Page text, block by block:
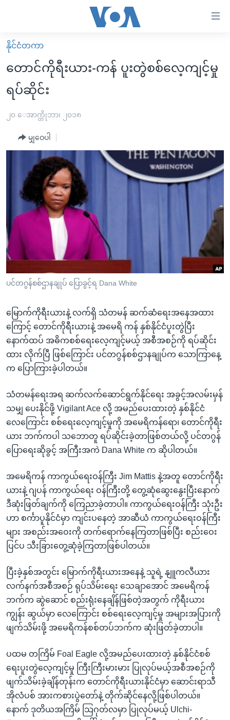
လွယ်ကူ
စေ
သည့်
Link
များ
အကြောင်းအရာ
ကြည့်
ပင်မ
အ
ညွန်း
စာမျက်နှာ
သို့
ရန်
ရှာဖွေ
ရန်
နေရာ
သို့
ရန်
မူလစာမျက်နှာ
မြန်မာ
ကမ္ဘာ့သတင်းများ
နိုင်ငံတကာ
အစ္စရေး-ပါလက်စတိုင်း
ရပ်ဝန်းတခု လမ်းတခု အလွန်
အင်္ဂလိပ်စာလေ့လာမယ်
အမေရိကန်သုံးအီဒီယံ
မကြေးမုံရဲ့ အင်္ဂလိပ်စာ
ရုပ်ရှင်ထဲက အင်္ဂလိပ်စာ
သုတပဒေသာ အင်္ဂလိပ်စာ
အပတ်စဉ်ကဏ္ဍများ
ရေဒီယို
ရေဒီယိုနှင့်ရုပ်သံ အချက်အလက်များ
ရေဒီယို/တီဗွီအစီအစဉ်
Learning English
ဗွီအိုအေ လူမှုကွန်ယက်များ
ဘာသာစကားများ
နိုင်ငံတကာ
တောင်ကိုရီးယား-ကန် ပူးတွဲစစ်လေ့ကျင့်မှု
ရပ်ဆိုင်း
၂၀ ေအာက္တိုဘာ၊ ၂၀၁၈
မျှဝေပါ
ပင်တဂွန်စစ်ဌာနချုပ် ပြောခွင့်ရ Dana White
မြောက်ကိုရီးယားနဲ့ လက်ရှိ သံတမန် ဆက်ဆံရေးအနေအထား
ကြောင့် တောင်ကိုရီးယားနဲ့ အမေရိ ကန် နှစ်နိုင်ငံပူးတွဲပြီး
နောက်ထပ် အဓိကစစ်ရေးလေ့ကျင့်မယ့် အစီအစဉ်ကို ရပ်ဆိုင်း
ထား လိုက်ပြီ ဖြစ်ကြောင်း ပင်တဂွန်စစ်ဌာနချုပ်က သောကြာနေ့
က ပြောကြားခဲ့ပါတယ်။
သံတမန်ရေးအရ ဆက်လက်ဆောင်ရွက်နိုင်ရေး အခွင့်အလမ်းမှန်
သမျှ ပေးနိုင်ဖို့ Vigilant Ace လို့ အမည်ပေးထားတဲ့ နှစ်နိုင်ငံ
လေကြောင်း စစ်ရေးလေ့ကျင့်မှုကို အမေရိကန်ရော၊ တောင်ကိုရီး
ယား ဘက်ကပါ သဘောတူ ရပ်ဆိုင်းခဲ့တာဖြစ်တယ်လို့ ပင်တဂွန်
ပြောရေးဆိုခွင့် အကြီးအကဲ Dana White က ဆိုပါတယ်။
အမေရိကန် ကာကွယ်ရေးဝန်ကြီး Jim Mattis နဲ့အတူ တောင်ကိုရီး
ယားနဲ့ ဂျပန် ကာကွယ်ရေး ဝန်ကြီးတို့ တွေ့ဆုံဆွေးနွေးပြီးနောက်
ဒီဆုံးဖြတ်ချက်ကို ကြေညာခဲ့တာပါ။ ကာကွယ်ရေးဝန်ကြီး သုံးဦး
ဟာ စင်္ကာပူနိုင်ငံမှာ ကျင်းပနေတဲ့ အာဆီယံ ကာကွယ်ရေးဝန်ကြီး
များ အစည်းအဝေးကို တက်ရောက်နေကြတာဖြစ်ပြီး စည်းဝေး
ပြင်ပ သီးခြားတွေ့ဆုံခဲ့ကြတာဖြစ်ပါတယ်။
ပြီးခဲ့နှစ်အတွင်း မြောက်ကိုရီးယားအနေနဲ့ သူရဲ့ နျူကလီယား
လက်နက်အစီအစဉ် ရုပ်သိမ်းရေး သေချာအောင် အမေရိကန်
ဘက်က ဆွဲဆောင် စည်းရုံးနေချိန်ဖြစ်တဲ့အတွက် ကိုရီးယား
ကျွန်း ဆွယ်မှာ လေကြောင်း စစ်ရေးလေ့ကျင့်မှု အများအပြားကို
ဖျက်သိမ်းဖို့ အမေရိကန်စစ်တပ်ဘက်က ဆုံးဖြတ်ခဲ့တာပါ။
ပထမ တကြိမ် Foal Eagle လို့အမည်ပေးထားတဲ့ နှစ်နိုင်ငံစစ်
ရေးပူးတွဲလေ့ကျင့်မှု ကြီးကြီးမားမား ပြုလုပ်မယ့်အစီအစဉ်ကို
ဖျက်သိမ်းခဲ့ချိန်တုန်းက တောင်ကိုရီးယားနိုင်ငံမှာ ဆောင်းရာသီ
အိုလံပစ် အားကစားပွဲတော်နဲ့ တိုက်ဆိုင်နေလို့ဖြစ်ပါတယ်။
နောက် ဒုတိယအကြိမ် သြဂုတ်လမှာ ပြုလုပ်မယ့် Ulchi-